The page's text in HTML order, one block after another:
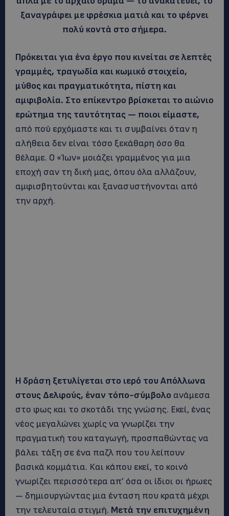
ξαναγράφει με φρέσκια ματιά και το φέρνει
πολύ κοντά στο σήμερα.
Πρόκειται για ένα έργο που κινείται σε λεπτές
γραμμές, τραγωδία και κωμικό στοιχείο,
μύθος και πραγματικότητα, πίστη και
αμφιβολία. Στο επίκεντρο βρίσκεται το αιώνιο
ερώτημα της ταυτότητας — ποιοι είμαστε,
από πού ερχόμαστε και τι συμβαίνει όταν η
αλήθεια δεν είναι τόσο ξεκάθαρη όσο θα
θέλαμε. Ο «Ίων» μοιάζει γραμμένος για μια
εποχή σαν τη δική μας, όπου όλα αλλάζουν,
αμφισβητούνται και ξανασυστήνονται από
την αρχή.
Η δράση ξετυλίγεται στο ιερό του Απόλλωνα
στους Δελφούς, έναν τόπο-σύμβολο ανάμεσα
στο φως και το σκοτάδι της γνώσης. Εκεί, ένας
νέος μεγαλώνει χωρίς να γνωρίζει την
πραγματική του καταγωγή, προσπαθώντας να
βάλει τάξη σε ένα παζλ που του λείπουν
βασικά κομμάτια. Και κάπου εκεί, το κοινό
γνωρίζει περισσότερα απ’ όσα οι ίδιοι οι ήρωες
— δημιουργώντας μια ένταση που κρατά μέχρι
την τελευταία στιγμή. Μετά την επιτυχημένη